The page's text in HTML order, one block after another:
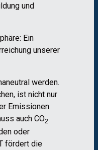
und
Ein
unserer
werden.
ist nicht nur
Emissionen
auch CO2
oder
fördert die